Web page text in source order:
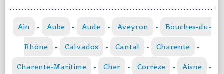
Ain - Aube - Aude - Aveyron - Bouches-du-
Rhône - Calvados - Cantal - Charente -
Charente-Maritime - Cher - Corrèze - Aisne -